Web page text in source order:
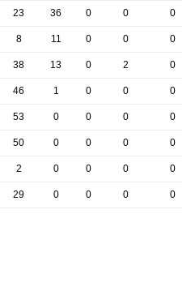
23 36 0 0 0
8 11 0 0 0
38 13 0 2 0
46 1 0 0 0
53 0 0 0 0
50 0 0 0 0
2 0 0 0 0
29 0 0 0 0